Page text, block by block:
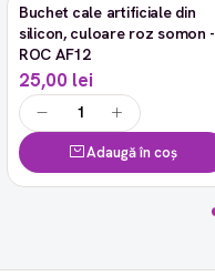
Buchet cale artificiale din
silicon, culoare roz somon -
ROC AF12
25,00 lei
Adaugă în coș